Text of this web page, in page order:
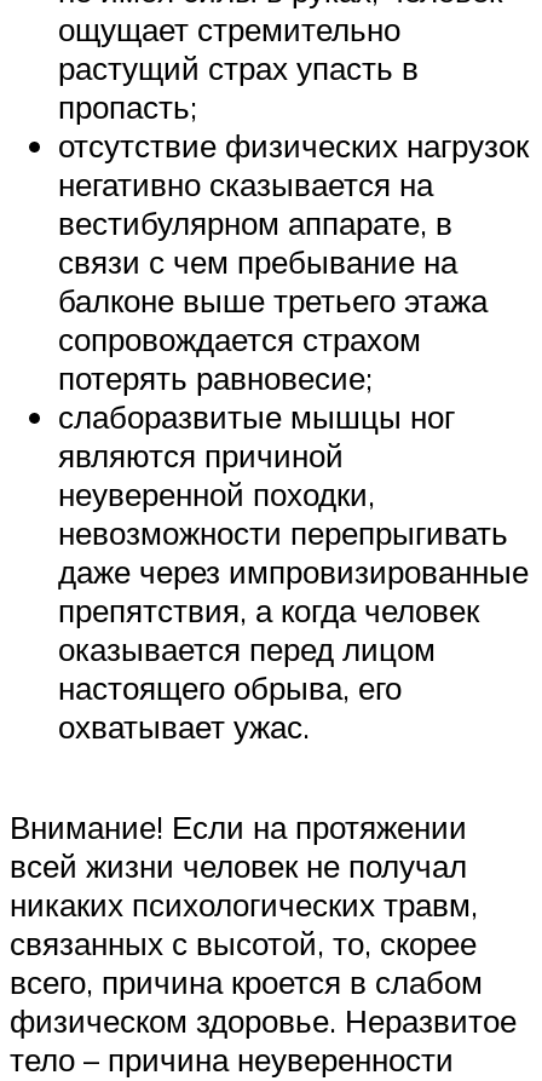
ощущает стремительно
растущий страх упасть в
пропасть;
отсутствие физических нагрузок
негативно сказывается на
вестибулярном аппарате, в
связи с чем пребывание на
балконе выше третьего этажа
сопровождается страхом
потерять равновесие;
слаборазвитые мышцы ног
являются причиной
неуверенной походки,
невозможности перепрыгивать
даже через импровизированные
препятствия, а когда человек
оказывается перед лицом
настоящего обрыва, его
охватывает ужас.
Внимание! Если на протяжении
всей жизни человек не получал
никаких психологических травм,
связанных с высотой, то, скорее
всего, причина кроется в слабом
физическом здоровье. Неразвитое
тело – причина неуверенности